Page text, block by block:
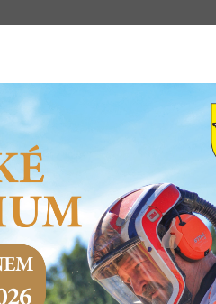
SERVIS
Dotace poskytované od města